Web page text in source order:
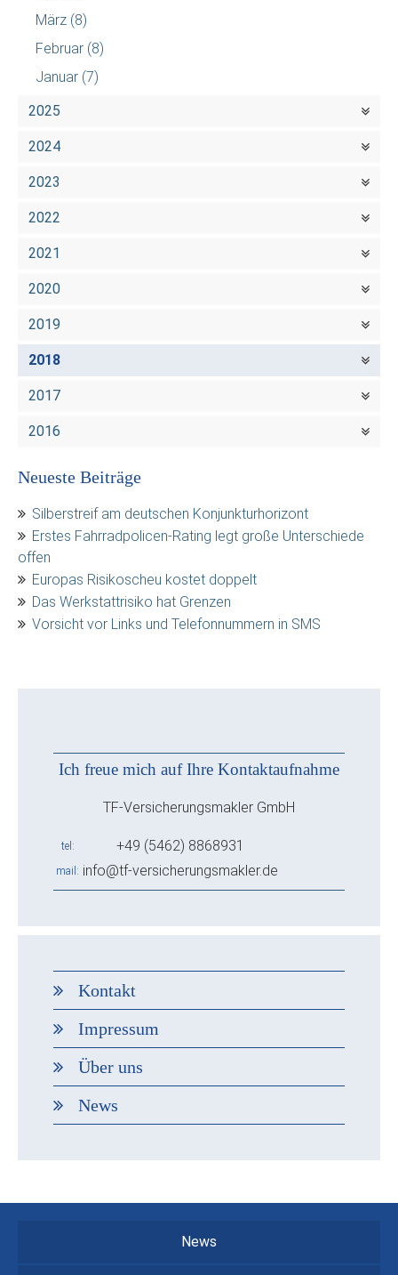
März (8)
Februar (8)
Januar (7)
2025
2024
2023
2022
2021
2020
2019
2018
2017
2016
Neueste Beiträge
Silberstreif am deutschen Konjunkturhorizont
Erstes Fahrradpolicen-Rating legt große Unterschiede
offen
Europas Risikoscheu kostet doppelt
Das Werkstattrisiko hat Grenzen
Vorsicht vor Links und Telefonnummern in SMS
Ich freue mich auf Ihre Kontaktaufnahme
TF-Versicherungsmakler GmbH
tel +49 (5462) 8868931
mail info@tf-versicherungsmakler.de
Kontakt
Impressum
Über uns
News
News